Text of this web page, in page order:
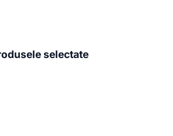
selectate